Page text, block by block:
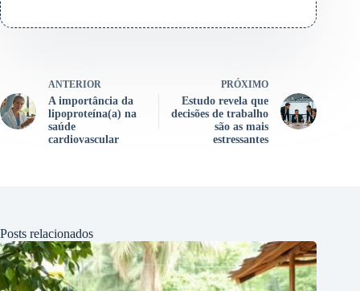
ANTERIOR
A importância da
lipoproteína(a) na
saúde
cardiovascular
PRÓXIMO
Estudo revela que
decisões de trabalho
são as mais
estressantes
Posts relacionados